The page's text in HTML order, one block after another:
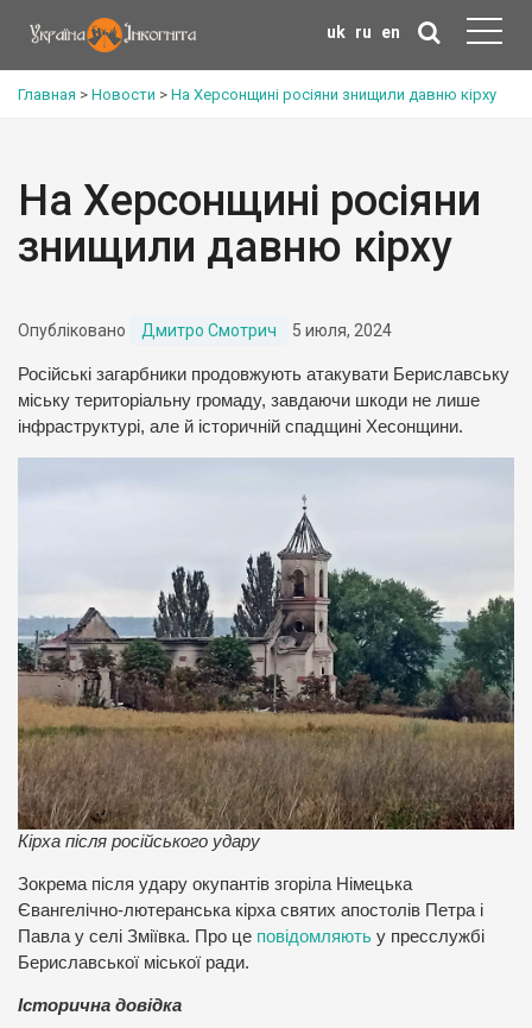
uk ru en
Главная > Новости > На Херсонщині росіяни знищили давню кірху
На Херсонщині росіяни
знищили давню кірху
Опубліковано Дмитро Смотрич 5 июля, 2024
Російські загарбники продовжують атакувати Бериславську
міську територіальну громаду, завдаючи шкоди не лише
інфраструктурі, але й історичній спадщині Хесонщини.
Кірха після російського удару
Зокрема після удару окупантів згоріла Німецька
Євангелічно-лютеранська кірха святих апостолів Петра і
Павла у селі Зміївка. Про це повідомляють у пресслужбі
Бериславської міської ради.
Історична довідка